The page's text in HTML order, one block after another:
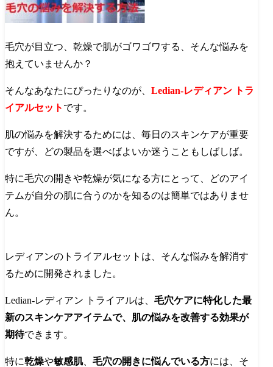
毛穴が目立つ、乾燥で肌がゴワゴワする、そんな悩みを
抱えていませんか？
そんなあなたにぴったりなのが、 Ledian-レディアン トラ
イアルセット です。
肌の悩みを解決するためには、毎日のスキンケアが重要
ですが、どの製品を選べばよいか迷うこともしばしば。
特に毛穴の開きや乾燥が気になる方にとって、どのアイ
テムが自分の肌に合うのかを知るのは簡単ではありませ
ん。
レディアンのトライアルセットは、そんな悩みを解消す
るために開発されました。
Ledian-レディアン トライアルは、 毛穴ケアに特化した最
新のスキンケアアイテムで、肌の悩みを改善する効果が
期待できます。
特に乾燥や敏感肌、 毛穴の開きに悩んでいる方には、そ